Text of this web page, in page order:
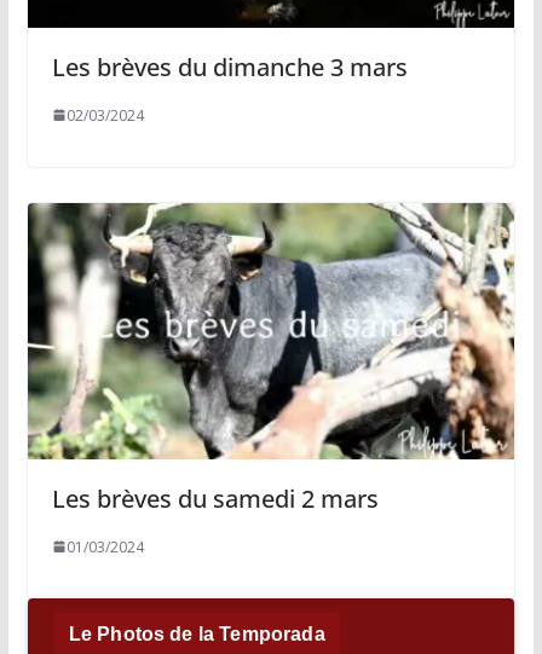
Les brèves du dimanche 3 mars
02/03/2024
Les brèves du samedi 2 mars
01/03/2024
Le Photos de la Temporada